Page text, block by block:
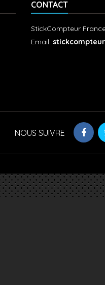
CONTACT
StickCompteur
Email:
NOUS SUIVRE